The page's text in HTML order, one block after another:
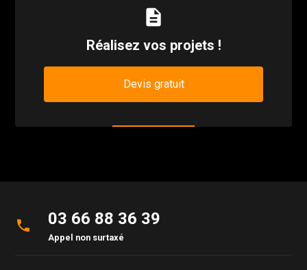
description
Réalisez vos projets !
Devis gratuit
phone 03 66 88 36 39
Appel non surtaxé